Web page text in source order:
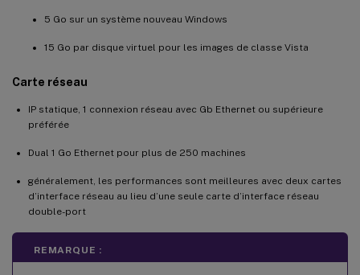
5 Go sur un système nouveau Windows
15 Go par disque virtuel pour les images de classe Vista
Carte réseau
IP statique, 1 connexion réseau avec Gb Ethernet ou supérieure
préférée
Dual 1 Go Ethernet pour plus de 250 machines
généralement, les performances sont meilleures avec deux cartes
d’interface réseau au lieu d’une seule carte d’interface réseau
double-port
REMARQUE :